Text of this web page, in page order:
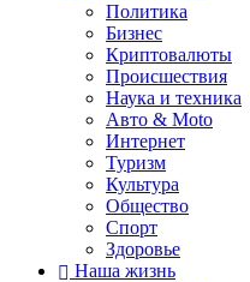
Политика
Бизнес
Криптовалюты
Происшествия
Наука и техника
Авто & Moto
Интернет
Туризм
Культура
Общество
Спорт
Здоровье
Наша жизнь